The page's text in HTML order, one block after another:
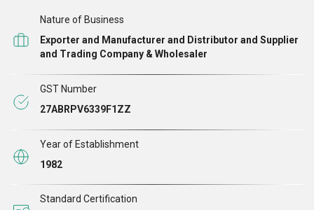
Nature of Business
Exporter and Manufacturer and Distributor and Supplier
and Trading Company & Wholesaler
GST Number
27ABRPV6339F1ZZ
Year of Establishment
1982
Standard Certification